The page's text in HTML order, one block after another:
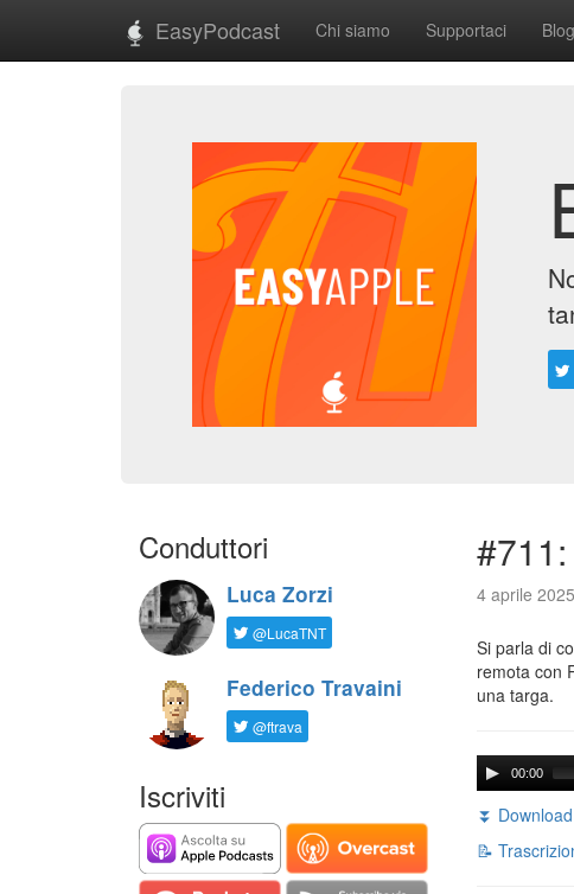
EasyPodcast Chi siamo Supportaci Blog
Conduttori
Luca Zorzi
@LucaTNT
Federico Travaini
@ftrava
Iscriviti
4 aprile
Si parla di
remota con
una targa.
00:00
⏬
📝